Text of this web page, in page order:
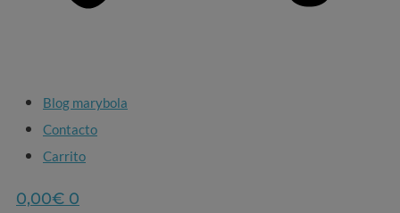
Blog marybola
Contacto
Carrito
0,00€ 0